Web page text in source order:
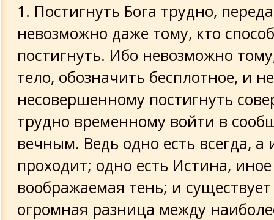
1. Постигнуть Бога трудно,
невозможно даже тому, кто
постигнуть. Ибо невозможно
тело, обозначить бесплотное, и
несовершенному постигнуть
трудно временному войти в
вечным. Ведь одно есть всегда, а
проходит; одно есть Истина,
воображаемая тень; и существует
огромная разница между
О том, что Бог невидим и в то же
наивысшей степени явен
О том, что Благо существует только в
одном, и нигде более
О том, что наибольшее зло для
незнание Бога
О том, что ни одно из существ не
заблуждение есть то, что люди
перемены разрушением и смертью